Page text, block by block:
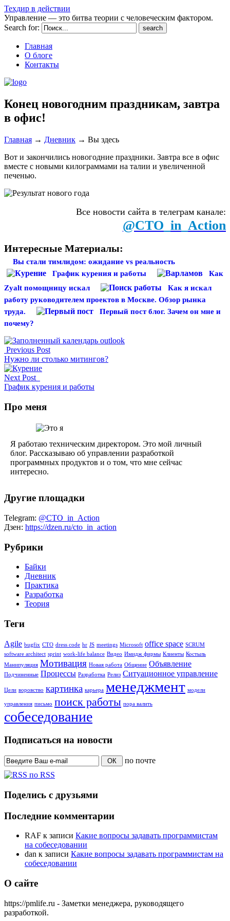
Техдир в действии
Управление — это битва теории с человеческим фактором.
Search for:
Главная
О блоге
Контакты
Конец новогодним праздникам, завтра
в офис!
Главная → Дневник → Вы здесь
Вот и закончились новогодние праздники. Завтра все в офис
вместе с новыми килограммами на талии и увеличенной
печенью.
Все новости сайта в телеграм канале:
@CTO_in_Action
Интересные Материалы:
Вы стали тимлидом: ожидание vs реальность
График курения и работы
Как
Zyalt помощницу искал
Как я искал
работу руководителем проектов в Москве. Обзор рынка
труда.
Первый пост блог. Зачем он мне и
почему?
Previous Post
Нужно ли столько митингов?
Next Post
График курения и работы
Про меня
Я работаю техническим директором. Это мой личный
блог. Рассказываю об управлении разработкой
программных продуктов и о том, что мне сейчас
интересно.
Другие площадки
Telegram: @CTO_in_Action
Дзен: https://dzen.ru/cto_in_action
Рубрики
Байки
Дневник
Практика
Разработка
Теория
Теги
Agile bugfix CTO dress code hr JS meetings Microsoft office space SCRUM
software architect sprint work-life balance Видео Имидж фирмы Клиенты Костыль
Манипуляция Мотивация Новая работа Общение Объявление
Подчиненные Процессы Разработка Релиз Ситуационное управление
Цели воровство картинка карьера менеджмент модели
управления письмо поиск работы пора валить
собеседование
Подписаться на новости
ОК
по почте
по RSS
Поделись с друзьями
Последние комментарии
RAF к записи Какие вопросы задавать программистам
на собеседовании
dan к записи Какие вопросы задавать программистам на
собеседовании
О сайте
https://pmlife.ru - Заметки менеджера, руководящего
разработкой.